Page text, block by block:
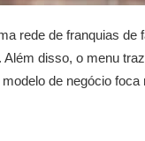
rede de franquias de
Além disso, o menu
de negócio foca